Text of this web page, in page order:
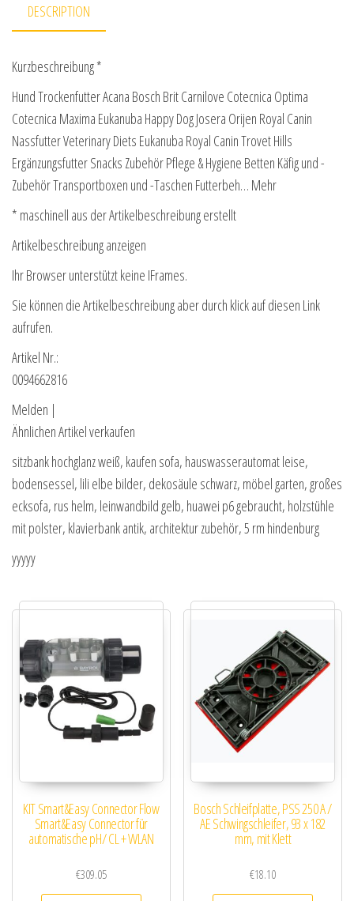
DESCRIPTION
Kurzbeschreibung *
Hund Trockenfutter Acana Bosch Brit Carnilove Cotecnica Optima
Cotecnica Maxima Eukanuba Happy Dog Josera Orijen Royal Canin
Nassfutter Veterinary Diets Eukanuba Royal Canin Trovet Hills
Ergänzungsfutter Snacks Zubehör Pflege & Hygiene Betten Käfig und -
Zubehör Transportboxen und -Taschen Futterbeh… Mehr
* maschinell aus der Artikelbeschreibung erstellt
Artikelbeschreibung anzeigen
Ihr Browser unterstützt keine IFrames.
Sie können die Artikelbeschreibung aber durch klick auf diesen Link
aufrufen.
Artikel Nr.:
0094662816
Melden |
Ähnlichen Artikel verkaufen
sitzbank hochglanz weiß, kaufen sofa, hauswasserautomat leise,
bodensessel, lili elbe bilder, dekosäule schwarz, möbel garten, großes
ecksofa, rus helm, leinwandbild gelb, huawei p6 gebraucht, holzstühle
mit polster, klavierbank antik, architektur zubehör, 5 rm hindenburg
yyyyy
KIT Smart&Easy Connector Flow
Smart&Easy Connector für
automatische pH/ CL + WLAN
€309.05
Bosch Schleifplatte, PSS 250 A /
AE Schwingschleifer, 93 x 182
mm, mit Klett
€18.10